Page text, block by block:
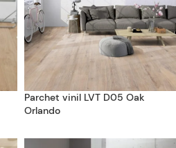
Parchet vinil LVT D05 Oak
Orlando